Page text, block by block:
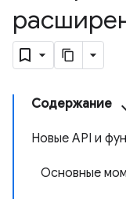
Содержание
Новые API и
Основные